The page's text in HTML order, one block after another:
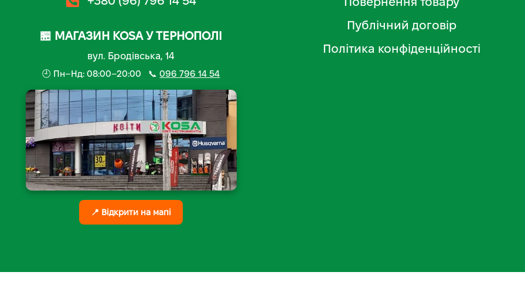
🏪 МАГАЗИН KOSA У ТЕРНОПОЛІ
вул. Бродівська, 14
🕘 Пн–Нд: 08:00–20:00 📞096 796 14 54
📍 Відкрити на мапі
Публічний договір
Політика конфіденційності